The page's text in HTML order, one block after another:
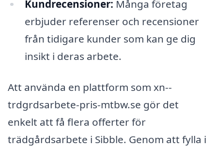
Kundrecensioner: Många företag
erbjuder referenser och recensioner
från tidigare kunder som kan ge dig
insikt i deras arbete.
Att använda en plattform som xn--
trdgrdsarbete-pris-mtbw.se gör det
enkelt att få flera offerter för
trädgårdsarbete i Sibble. Genom att fylla i